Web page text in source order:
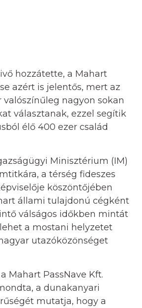
hozzátette, a Mahart
azért is jelentős, mert az
valószínűleg nagyon sokan
választanak, ezzel segítik
élő 400 ezer család
Minisztérium (IM)
a térség fideszes
köszöntőjében
állami tulajdonú cégként
válságos időkben mintát
a mostani helyzetet
utazóközönséget
Mahart PassNave Kft.
a dunakanyari
mutatja, hogy a